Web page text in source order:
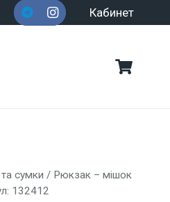
Кабинет
сумки / Рюкзак – мішок
132412